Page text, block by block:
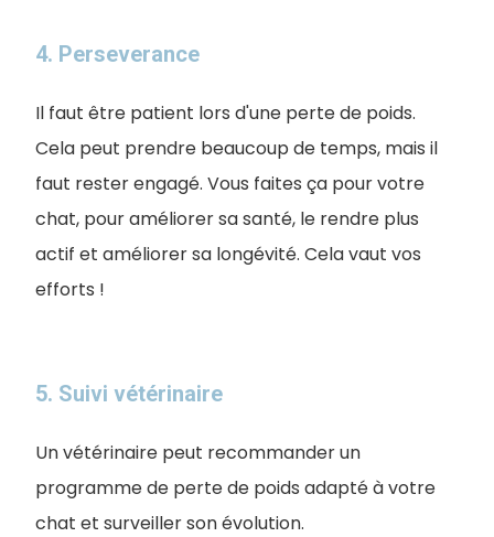
4. Perseverance
Il faut être patient lors d'une perte de poids.
Cela peut prendre beaucoup de temps, mais il
faut rester engagé. Vous faites ça pour votre
chat, pour améliorer sa santé, le rendre plus
actif et améliorer sa longévité. Cela vaut vos
efforts !
5. Suivi vétérinaire
Un vétérinaire peut recommander un
programme de perte de poids adapté à votre
chat et surveiller son évolution.